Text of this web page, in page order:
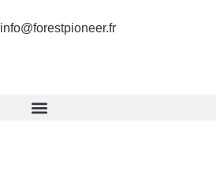
info@forestpioneer.fr